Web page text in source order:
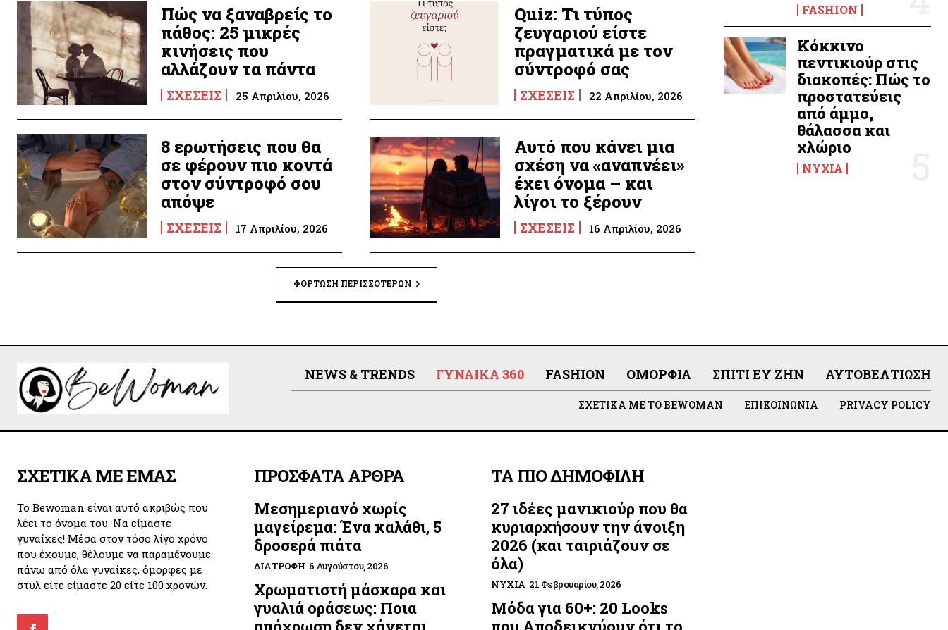
Πώς να ξαναβρείς το
πάθος: 25 μικρές
κινήσεις που
αλλάζουν τα πάντα
ΣΧΈΣΕΙΣ 25 Απριλίου, 2026
Quiz: Τι τύπος
ζευγαριού είστε
πραγματικά με τον
σύντροφό σας
ΣΧΈΣΕΙΣ 22 Απριλίου, 2026
8 ερωτήσεις που θα
σε φέρουν πιο κοντά
στον σύντροφό σου
απόψε
ΣΧΈΣΕΙΣ 17 Απριλίου, 2026
Αυτό που κάνει μια
σχέση να «αναπνέει»
έχει όνομα – και
λίγοι το ξέρουν
ΣΧΈΣΕΙΣ 16 Απριλίου, 2026
ΦΌΡΤΩΣΗ ΠΕΡΙΣΣΟΤΈΡΩΝ
FASHION
Κόκκινο
πεντικιούρ στις
διακοπές: Πώς το
προστατεύεις
από άμμο,
θάλασσα και
χλώριο
ΝΎΧΙΑ
NEWS & TRENDS ΓΥΝΑΊΚΑ 360 FASHION ΟΜΟΡΦΙΆ ΣΠΊΤΙ ΕΥ ΖΗΝ ΑΥΤΟΒΕΛΤΊΩΣΗ
ΣΧΕΤΙΚΆ ΜΕ ΤΟ BEWOMAN ΕΠΙΚΟΙΝΩΝΊΑ PRIVACY POLICY
ΣΧΕΤΙΚΑ ΜΕ ΕΜΑΣ
Το Bewoman είναι αυτό ακριβώς που
λέει το όνομα του. Να είμαστε
γυναίκες! Μέσα στον τόσο λίγο χρόνο
που έχουμε, θέλουμε να παραμένουμε
πάνω από όλα γυναίκες, όμορφες με
στυλ είτε είμαστε 20 είτε 100 χρονών.
ΠΡΟΣΦΑΤΑ ΑΡΘΡΑ
Μεσημεριανό χωρίς
μαγείρεμα: Ένα καλάθι, 5
δροσερά πιάτα
ΔΙΑΤΡΟΦΉ 6 Αυγούστου, 2026
Χρωματιστή μάσκαρα και
γυαλιά οράσεως: Ποια
ΤΑ ΠΙΟ ΔΗΜΟΦΙΛΗ
27 ιδέες μανικιούρ που θα
κυριαρχήσουν την άνοιξη
2026 (και ταιριάζουν σε
όλα)
ΝΎΧΙΑ 21 Φεβρουαρίου, 2026
Μόδα για 60+: 20 Looks